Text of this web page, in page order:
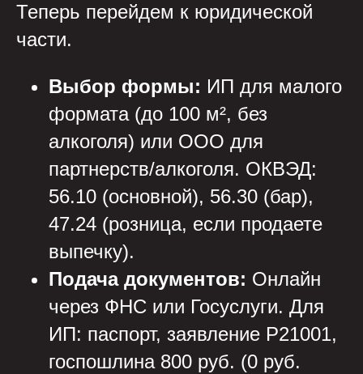
Теперь перейдем к юридической
части.
Выбор формы: ИП для малого
формата (до 100 м², без
алкоголя) или ООО для
партнерств/алкоголя. ОКВЭД:
56.10 (основной), 56.30 (бар),
47.24 (розница, если продаете
выпечку).
Подача документов: Онлайн
через ФНС или Госуслуги. Для
ИП: паспорт, заявление Р21001,
госпошлина 800 руб. (0 руб.